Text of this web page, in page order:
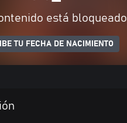
está bloqueado
TU FECHA DE NACIMIENTO